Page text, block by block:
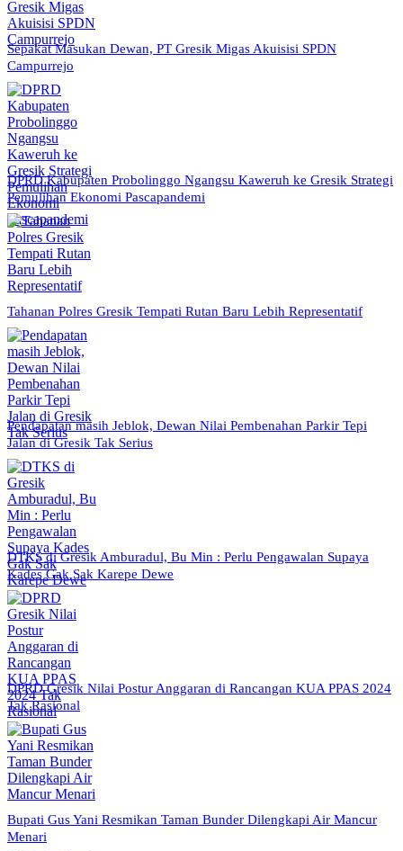
Sepakat Masukan Dewan, PT Gresik Migas Akuisisi SPDN
Campurrejo
DPRD Kabupaten Probolinggo Ngangsu Kaweruh ke Gresik Strategi
Pemulihan Ekonomi Pascapandemi
Tahanan Polres Gresik Tempati Rutan Baru Lebih Representatif
Pendapatan masih Jeblok, Dewan Nilai Pembenahan Parkir Tepi
Jalan di Gresik Tak Serius
DTKS di Gresik Amburadul, Bu Min : Perlu Pengawalan Supaya
Kades Gak Sak Karepe Dewe
DPRD Gresik Nilai Postur Anggaran di Rancangan KUA PPAS 2024
Tak Rasional
Bupati Gus Yani Resmikan Taman Bunder Dilengkapi Air Mancur
Menari